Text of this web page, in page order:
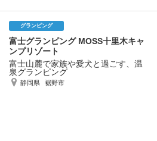
グランピング
富士グランピング MOSS十里木キャ
ンプリゾート
富士山麓で家族や愛犬と過ごす、温
泉グランピング
静岡県 裾野市